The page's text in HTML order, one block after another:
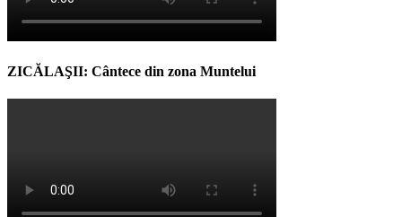
ZICĂLAŞII: Cântece din zona Muntelui